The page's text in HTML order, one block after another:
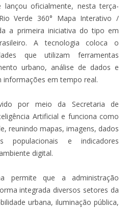
oficialmente, nesta terça-
Verde 360° Mapa Interativo /
a primeira iniciativa do tipo em
A tecnologia coloca o
que utilizam ferramentas
urbano, análise de dados e
informações em tempo real.
por meio da Secretaria de
Artificial e funciona como
reunindo mapas, imagens, dados
populacionais e indicadores
digital.
permite que a administração
integrada diversos setores da
urbana, iluminação pública,